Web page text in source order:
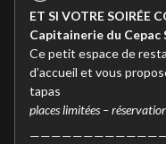
ET SI VOTRE SOIRÉE
Capitainerie du Cepac
Ce petit espace de
d’accueil et vous
tapas
places limitées –